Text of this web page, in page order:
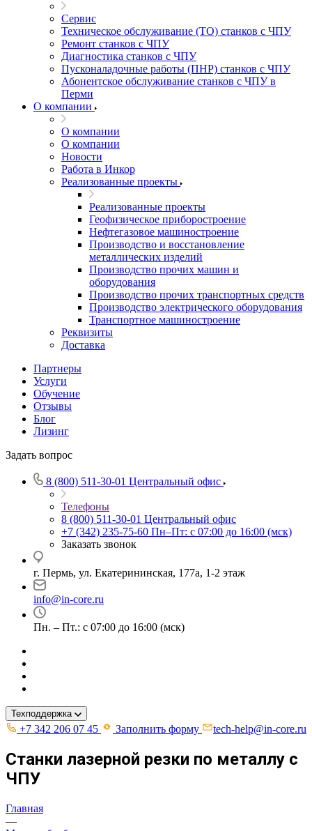
Сервис
Техническое обслуживание (ТО) станков с ЧПУ
Ремонт станков с ЧПУ
Диагностика станков с ЧПУ
Пусконаладочные работы (ПНР) станков с ЧПУ
Абонентское обслуживание станков с ЧПУ в
Перми
О компании
О компании
О компании
Новости
Работа в Инкор
Реализованные проекты
Реализованные проекты
Геофизическое приборостроение
Нефтегазовое машиностроение
Производство и восстановление
металлических изделий
Производство прочих машин и
оборудования
Производство прочих транспортных средств
Производство электрического оборудования
Транспортное машиностроение
Реквизиты
Доставка
Партнеры
Услуги
Обучение
Отзывы
Блог
Лизинг
Задать вопрос
8 (800) 511-30-01 Центральный офис
Телефоны
8 (800) 511-30-01 Центральный офис
+7 (342) 235-75-60 Пн–Пт: с 07:00 до 16:00 (мск)
Заказать звонок
г. Пермь, ул. ​Екатерининская, 177а, ​1-2 этаж
info@in-core.ru
Пн. – Пт.: с 07:00 до 16:00 (мск)
Техподдержка
+7 342 206 07 45 Заполнить форму tech-help@in-core.ru
Станки лазерной резки по металлу с
ЧПУ
Главная
—